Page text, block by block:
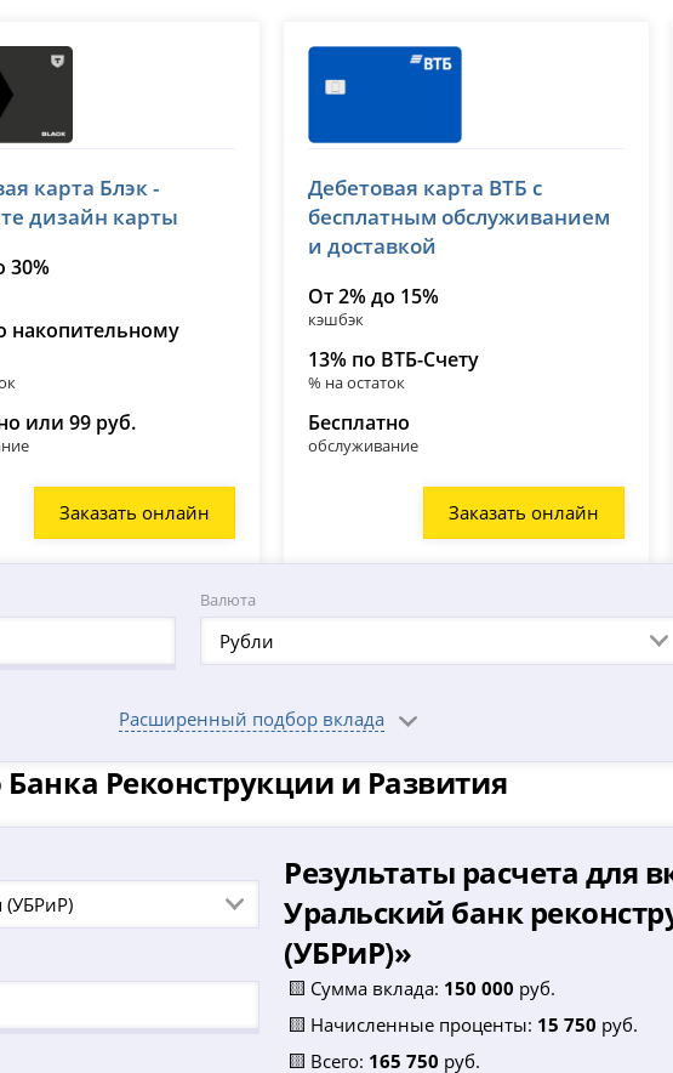
2673карта Блэк -
дизайн карты
30%
накопительному
или 99 руб.
Заказать онлайн
лицензия № 1000
Дебетовая карта ВТБ с
бесплатным обслуживанием
и доставкой
От 2% до 15%
кэшбэк
13% по ВТБ-Счету
% на остаток
Бесплатно
обслуживание
Заказать онлайн
Валюта
Рубли
Расширенный подбор вклада
Реконструкции и Развития
(УБРиР)
Результаты расчета для
Уральский банк
(УБРиР)»
🟨 Сумма вклада: 150 000 руб.
🟨 Начисленные проценты: 15 750 руб.
🟨 Всего: 165 750 руб.